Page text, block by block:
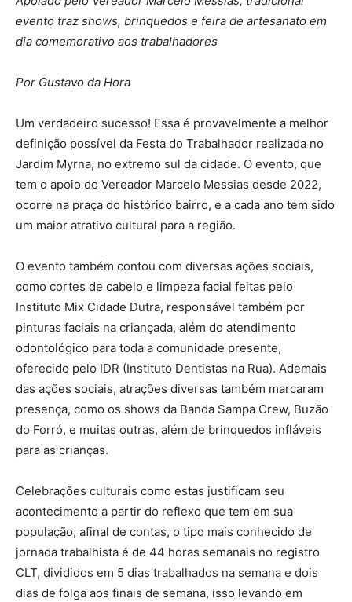
evento traz shows, brinquedos e feira de artesanato em
dia comemorativo aos trabalhadores
Por Gustavo da Hora
Um verdadeiro sucesso! Essa é provavelmente a melhor
definição possível da Festa do Trabalhador realizada no
Jardim Myrna, no extremo sul da cidade. O evento, que
tem o apoio do Vereador Marcelo Messias desde 2022,
ocorre na praça do histórico bairro, e a cada ano tem sido
um maior atrativo cultural para a região.
O evento também contou com diversas ações sociais,
como cortes de cabelo e limpeza facial feitas pelo
Instituto Mix Cidade Dutra, responsável também por
pinturas faciais na criançada, além do atendimento
odontológico para toda a comunidade presente,
oferecido pelo IDR (Instituto Dentistas na Rua). Ademais
das ações sociais, atrações diversas também marcaram
presença, como os shows da Banda Sampa Crew, Buzão
do Forró, e muitas outras, além de brinquedos infláveis
para as crianças.
Celebrações culturais como estas justificam seu
acontecimento a partir do reflexo que tem em sua
população, afinal de contas, o tipo mais conhecido de
jornada trabalhista é de 44 horas semanais no registro
CLT, divididos em 5 dias trabalhados na semana e dois
dias de folga aos finais de semana, isso levando em